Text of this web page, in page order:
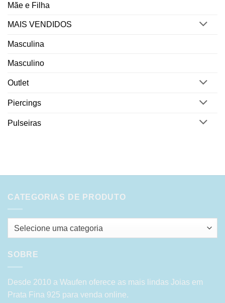
Mãe e Filha
MAIS VENDIDOS
Masculina
Masculino
Outlet
Piercings
Pulseiras
CATEGORIAS DE PRODUTO
Selecione uma categoria
SOBRE
Desde 2010 a Waufen oferece as mais lindas Joias em
Prata Fina 925 para venda online.